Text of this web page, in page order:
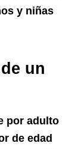
y niñas
un
por adulto
de edad